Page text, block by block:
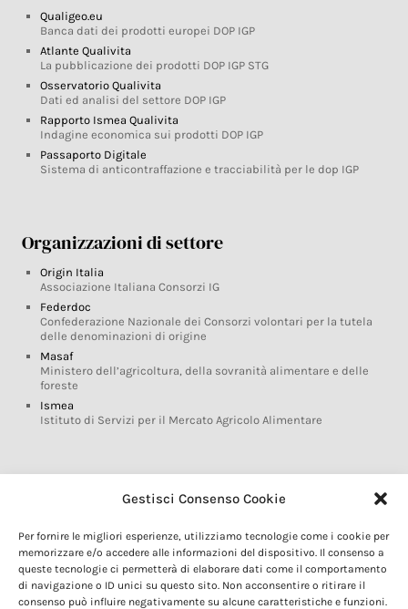
Gestisci Consenso Cookie
Per fornire le migliori esperienze, utilizziamo tecnologie come i cookie per
memorizzare e/o accedere alle informazioni del dispositivo. Il consenso a
queste tecnologie ci permetterà di elaborare dati come il comportamento
di navigazione o ID unici su questo sito. Non acconsentire o ritirare il
consenso può influire negativamente su alcune caratteristiche e funzioni.
Qualigeo.eu
Banca dati dei prodotti europei DOP IGP
Atlante Qualivita
La pubblicazione dei prodotti DOP IGP STG
Osservatorio Qualivita
Dati ed analisi del settore DOP IGP
Rapporto Ismea Qualivita
Indagine economica sui prodotti DOP IGP
Passaporto Digitale
Sistema di anticontraffazione e tracciabilità per le dop IGP
Organizzazioni di settore
Origin Italia
Associazione Italiana Consorzi IG
Federdoc
Confederazione Nazionale dei Consorzi volontari per la tutela
delle denominazioni di origine
Masaf
Ministero dell’agricoltura, della sovranità alimentare e delle
foreste
Ismea
Istituto di Servizi per il Mercato Agricolo Alimentare
Glossario DOP IGP
Marchi DOP IGP
Normativa prodotti DOP IGP
Consorzi di Tutela
Farm To Fork e prodotti DOP IGP